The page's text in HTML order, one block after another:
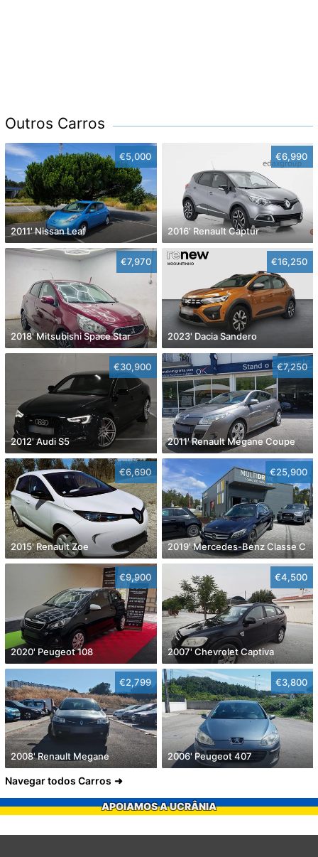
Outros Carros
€5,000
2011' Nissan Leaf
€6,990
2016' Renault Captur
€7,970
2018' Mitsubishi Space Star
€16,250
2023' Dacia Sandero
€30,900
2012' Audi S5
€7,250
2011' Renault Mégane Coupe
€6,690
2015' Renault Zoe
€25,900
2019' Mercedes-Benz Classe C
€9,900
2020' Peugeot 108
€4,500
2007' Chevrolet Captiva
€2,799
2008' Renault Megane
€3,800
2006' Peugeot 407
Navegar todos Carros
APOIAMOS A UCRÂNIA